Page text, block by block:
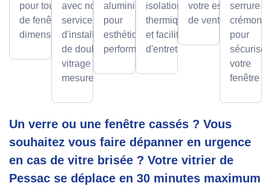
pour tous types
de fenêtres et
dimensions.
avec notre
service
d'installation
de double
vitrage sur
mesure.
aluminium,
pour
esthétique et
performance.
isolation
thermique
et facilité
d'entretien.
votre espace
de vente.
serrure à
crémone
pour
sécuriser
votre
fenêtre
Un verre ou une fenêtre cassés ? Vous
souhaitez vous faire dépanner en urgence
en cas de vitre brisée ? Votre vitrier de
Pessac se déplace en 30 minutes maximum